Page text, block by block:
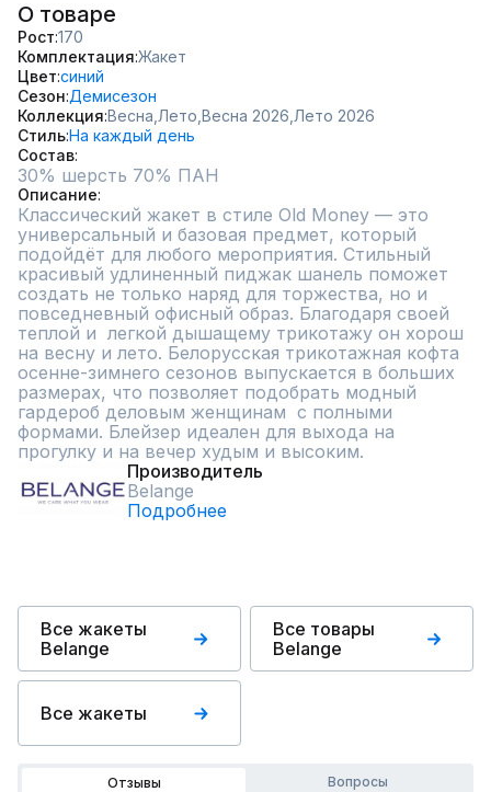
О товаре
Рост 170
Комплектация Жакет
Цвет синий
Сезон Демисезон
Коллекция Весна, Лето, Весна 2026, Лето 2026
СтильНа каждый день
Состав
Описание
Классический жакет в стиле Old Money — это
универсальный и базовая предмет, который
подойдёт для любого мероприятия. Стильный
красивый удлиненный пиджак шанель поможет
создать не только наряд для торжества, но и
повседневный офисный образ. Благодаря своей
теплой и  легкой дышащему трикотажу он хорош
на весну и лето. Белорусская трикотажная кофта
осенне-зимнего сезонов выпускается в больших
размерах, что позволяет подобрать модный
гардероб деловым женщинам  с полными
формами. Блейзер идеален для выхода на
прогулку и на вечер худым и высоким.
Производитель
Belange
Подробнее
Все жакеты
Belange
Все товары
Belange
Все жакеты
Отзывы Вопросы